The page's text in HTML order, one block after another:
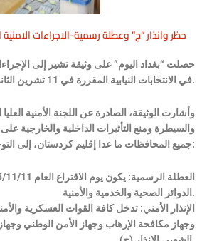
حظر وانذار “ج” وعطلة رسمية-الاجراءات الامنية
حصلت “بغداد اليوم” على وثيقة تشير إلى
في الانتخابات النيابية المقررة في 11 تشرين الثاني 2025.
وأشارت الوثيقة، الصادرة عن اللجنة الأمنية العليا
والسيطرة ومنع التأثيرات الداخلية والخارجية على
جميع المحافظات ما عدا إقليم كردستان، إلى التوجيهات التالية:
الدوائر الصحية والخدمية والأمنية.
الإنذار الأمني: تدخل كافة القوات العسكرية
وجهاز مكافحة الإرهاب وجهاز الأمن الوطني